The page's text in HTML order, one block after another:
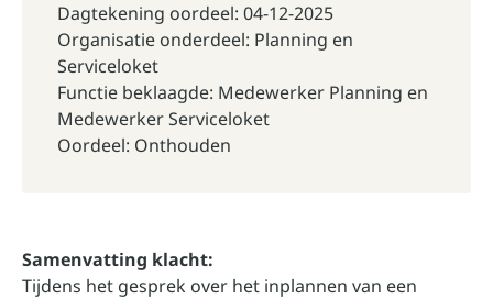
Dagtekening oordeel: 04-12-2025
Organisatie onderdeel: Planning en
Serviceloket
Functie beklaagde: Medewerker Planning en
Medewerker Serviceloket
Oordeel: Onthouden
Samenvatting klacht:
Tijdens het gesprek over het inplannen van een